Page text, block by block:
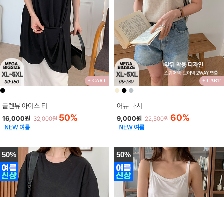
+ CART
●
글렌뷰 아이스 티
16,000원 32,000원 50%
+ CART
● ● ●
어뉴 나시
9,000원 22,500원 60%
50% 50%